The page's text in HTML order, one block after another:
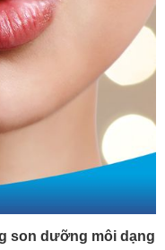
son dưỡng môi dạng